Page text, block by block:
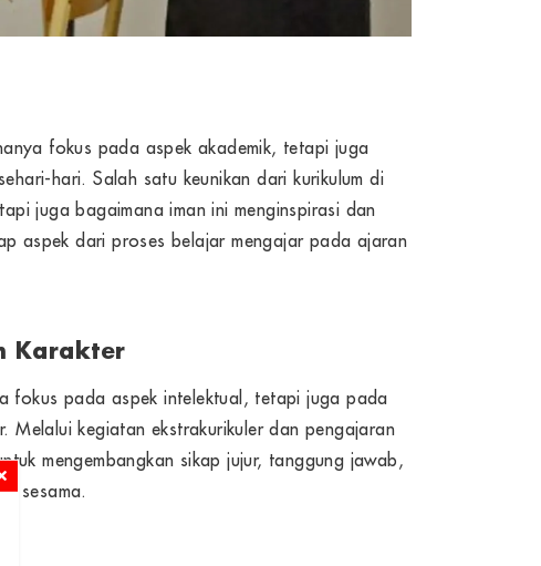
fokus pada aspek akademik, tetapi juga
hari. Salah satu keunikan dari kurikulum di
juga bagaimana iman ini menginspirasi dan
aspek dari proses belajar mengajar pada ajaran
Karakter
fokus pada aspek intelektual, tetapi juga pada
Melalui kegiatan ekstrakurikuler dan pengajaran
mengembangkan sikap jujur, tanggung jawab,
sesama.